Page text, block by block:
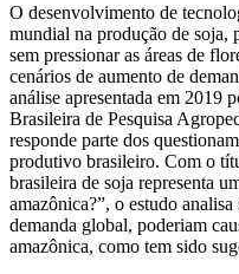
O desenvolvimento de
mundial na produção de soja,
sem pressionar as áreas de
cenários de aumento de
análise apresentada em 2019
Brasileira de Pesquisa
responde parte dos
produtivo brasileiro. Com o
brasileira de soja representa
amazônica?”, o estudo
demanda global, poderiam
amazônica, como tem sido